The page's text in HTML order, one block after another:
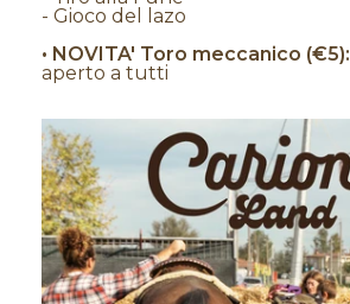
- Gioco del lazo
• NOVITA' Toro meccanico (€5):
aperto a tutti